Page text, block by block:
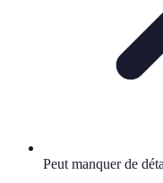
Peut manquer de